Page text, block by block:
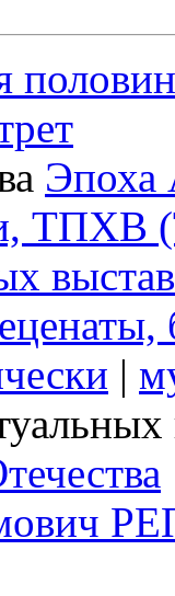
Эпоха
ТПХВ
|